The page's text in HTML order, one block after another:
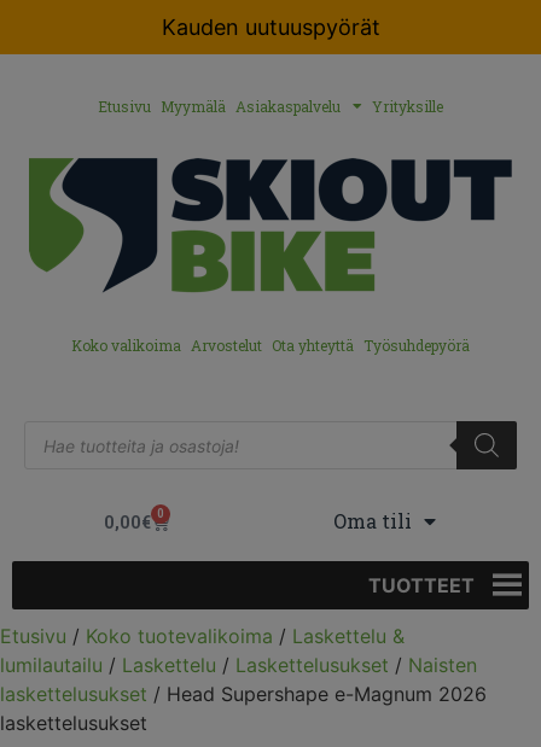
Kauden uutuuspyörät
Etusivu Myymälä Asiakaspalvelu Yrityksille
Koko valikoima Arvostelut Ota yhteyttä Työsuhdepyörä
0,00€ 0 Oma tili
TUOTTEET
Etusivu / Koko tuotevalikoima / Laskettelu &
lumilautailu / Laskettelu / Laskettelusukset / Naisten
laskettelusukset / Head Supershape e-Magnum 2026
laskettelusukset